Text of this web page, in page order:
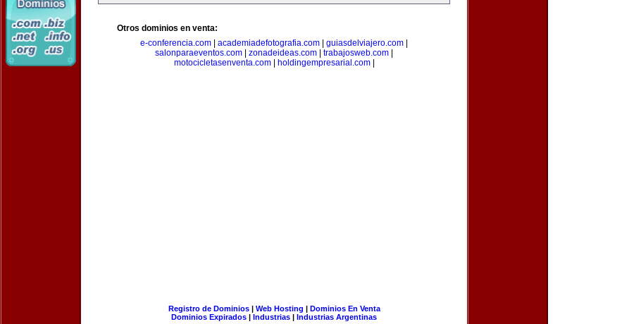
Otros dominios en venta:
e-conferencia.com
academiadefotografia.com guiasdelviajero.com
salonparaeventos.com
zonadeideas.com trabajosweb.com
motocicletasenventa.com| holdingempresarial.com|
Registro de Dominios| Web Hosting | Dominios En Venta
Dominios Expirados | Industrias | Industrias Argentinas